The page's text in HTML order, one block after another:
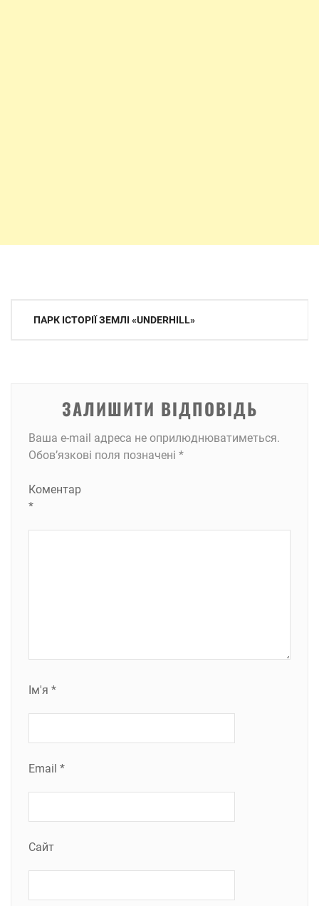
Навігація
ПАРК ІСТОРІЇ ЗЕМЛІ «UNDERHILL»
ЗАЛИШИТИ ВІДПОВІДЬ
Ваша e-mail адреса не оприлюднюватиметься.
Обов’язкові поля позначені *
Коментар
*
Ім'я *
Email *
Сайт